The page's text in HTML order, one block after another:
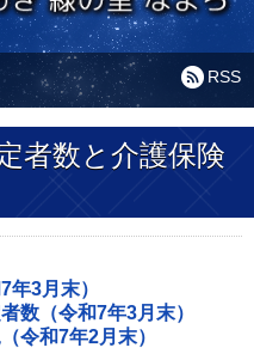
RSS
者数と介護保険
年3月末）
数（令和7年3月末）
令和7年2月末）